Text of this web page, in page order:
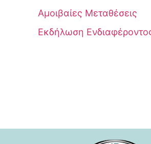
Αμοιβαίες Μεταθέσεις
Εκδήλωση